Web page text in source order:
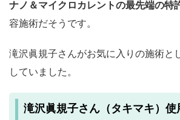
ナノ＆マイクロカレントの最先端の特
容施術だそうです。
滝沢眞規子さんがお気に入りの施術と
していました。
滝沢眞規子さん（タキマキ）使